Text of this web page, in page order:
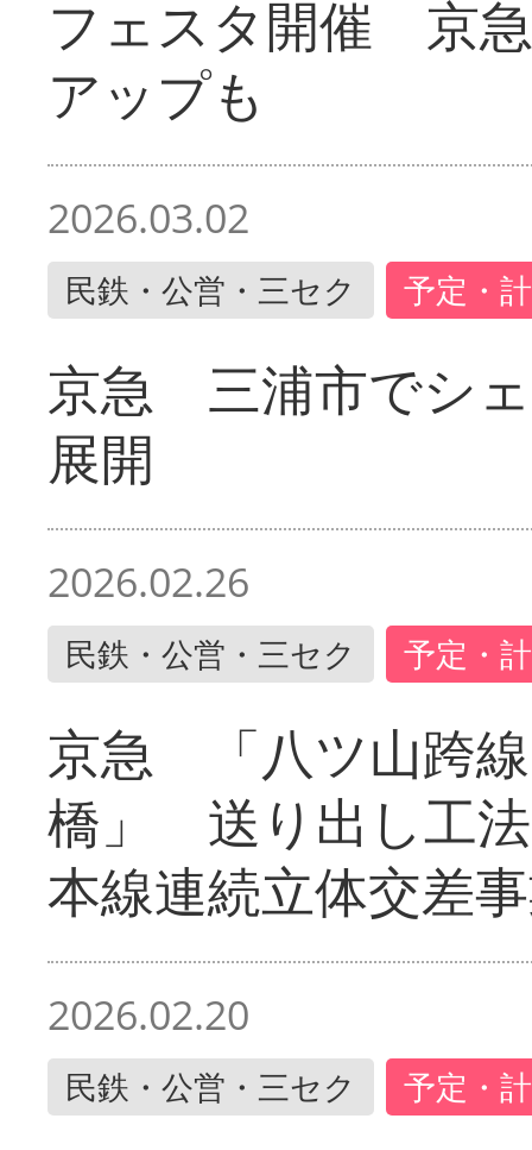
フェスタ開催 京
アップも
2026.03.02
民鉄・公営・三セク 予定・
京急 三浦市でシ
展開
2026.02.26
民鉄・公営・三セク 予定・
京急 「八ツ山跨
橋」 送り出し工
本線連続立体交差
2026.02.20
民鉄・公営・三セク 予定・